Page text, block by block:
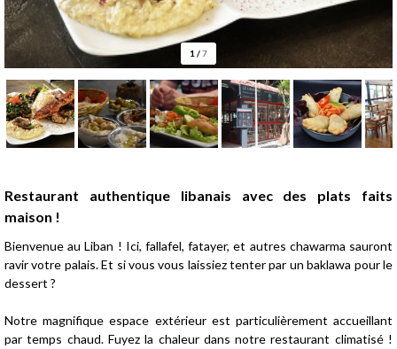
1 /7
Présentation
Restaurant authentique libanais avec des plats faits
maison !
Bienvenue au Liban ! Ici, fallafel, fatayer, et autres chawarma sauront
ravir votre palais. Et si vous vous laissiez tenter par un baklawa pour le
dessert ?
Notre magnifique espace extérieur est particulièrement accueillant
par temps chaud. Fuyez la chaleur dans notre restaurant climatisé !